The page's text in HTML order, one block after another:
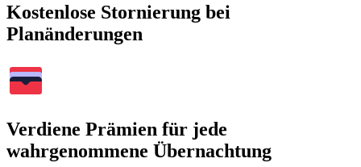
Kostenlose Stornierung bei
Planänderungen
Verdiene Prämien für jede
wahrgenommene Übernachtung